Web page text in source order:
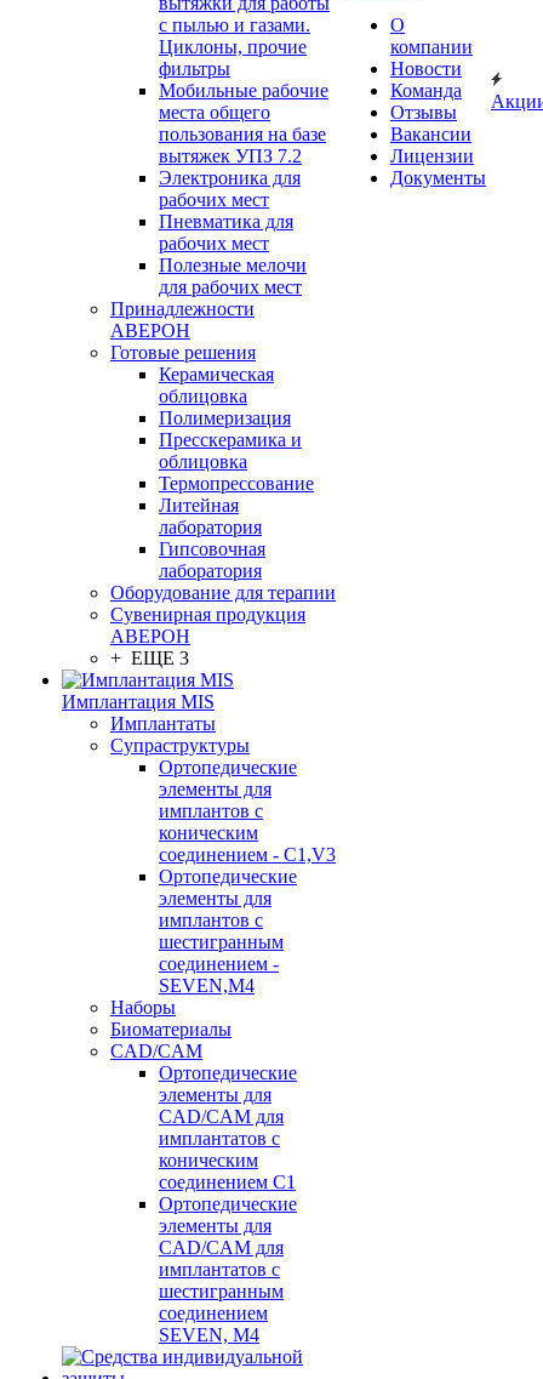
с пылью и газами.
Циклоны, прочие
фильтры
Мобильные рабочие
места общего
пользования на базе
вытяжек УПЗ 7.2
Электроника для
рабочих мест
Пневматика для
рабочих мест
Полезные мелочи
для рабочих мест
Принадлежности
АВЕРОН
Готовые решения
Керамическая
облицовка
Полимеризация
Пресскерамика и
облицовка
Термопрессование
Литейная
лаборатория
Гипсовочная
лаборатория
Оборудование для терапии
Сувенирная продукция
АВЕРОН
+ ЕЩЕ 3
Имплантация MIS
Имплантаты
Супраструктуры
Ортопедические
элементы для
имплантов с
коническим
соединением - C1,V3
Ортопедические
элементы для
имплантов с
шестигранным
соединением -
SEVEN,M4
Наборы
Биоматериалы
CAD/CAM
Ортопедические
элементы для
CAD/CAM для
имплантатов с
коническим
соединением С1
Ортопедические
элементы для
CAD/CAM для
имплантатов с
шестигранным
соединением
SEVEN, М4
О
компании
Новости
Команда
Отзывы
Вакансии
Лицензии
Документы